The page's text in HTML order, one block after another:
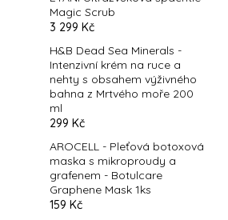
Magic Scrub
3 299 Kč
H&B Dead Sea Minerals -
Intenzivní krém na ruce a
nehty s obsahem výživného
bahna z Mrtvého moře 200
ml
299 Kč
AROCELL - Pleťová botoxová
maska s mikroproudy a
grafenem - Botulcare
Graphene Mask 1ks
159 Kč